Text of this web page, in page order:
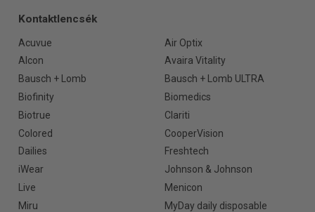
Kontaktlencsék
Acuvue
Air Optix
Alcon
Avaira Vitality
Bausch + Lomb
Bausch + Lomb ULTRA
Biofinity
Biomedics
Biotrue
Clariti
Colored
CooperVision
Dailies
Freshtech
iWear
Johnson & Johnson
Live
Menicon
Miru
MyDay daily disposable